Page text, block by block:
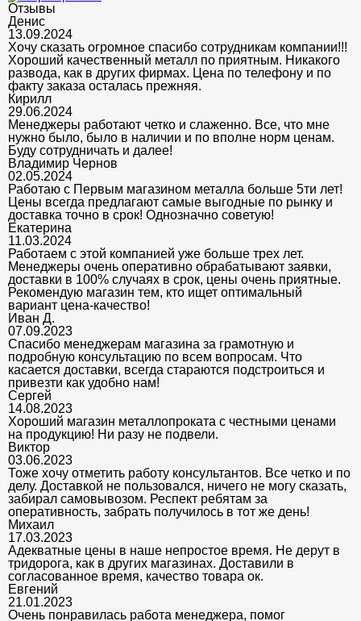
Отзывы
Денис
13.09.2024
Хочу сказать огромное спасибо сотрудникам компании!!!
Хороший качественный металл по приятным. Никакого
развода, как в других фирмах. Цена по телефону и по
факту заказа осталась прежняя.
Кирилл
29.06.2024
Менеджеры работают четко и слаженно. Все, что мне
нужно было, было в наличии и по вполне норм ценам.
Буду сотрудничать и далее!
Владимир Чернов
02.05.2024
Работаю с Первым магазином металла больше 5ти лет!
Цены всегда предлагают самые выгодные по рынку и
доставка точно в срок! Однозначно советую!
Екатерина
11.03.2024
Работаем с этой компанией уже больше трех лет.
Менеджеры очень оперативно обрабатывают заявки,
доставки в 100% случаях в срок, цены очень приятные.
Рекомендую магазин тем, кто ищет оптимальный
вариант цена-качество!
Иван Д.
07.09.2023
Спасибо менеджерам магазина за грамотную и
подробную консультацию по всем вопросам. Что
касается доставки, всегда стараются подстроиться и
привезти как удобно нам!
Сергей
14.08.2023
Хороший магазин металлопроката с честными ценами
на продукцию! Ни разу не подвели.
Виктор
03.06.2023
Тоже хочу отметить работу консультантов. Все четко и по
делу. Доставкой не пользовался, ничего не могу сказать,
забирал самовывозом. Респект ребятам за
оперативность, забрать получилось в тот же день!
Михаил
17.03.2023
Адекватные цены в наше непростое время. Не дерут в
тридорога, как в других магазинах. Доставили в
согласованное время, качество товара ок.
Евгений
21.01.2023
Очень понравилась работа менеджера, помог